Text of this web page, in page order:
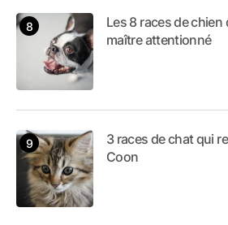
Les 8 races de chien
maître attentionné
3 races de chat qui
Coon